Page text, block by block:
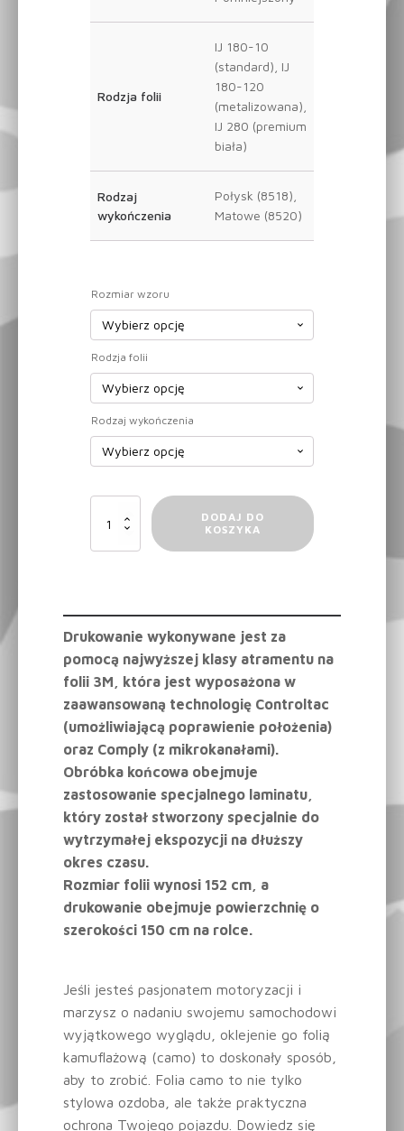
Rodzja folii
IJ 180-10
(standard), IJ
180-120
(metalizowana),
IJ 280 (premium
biała)
Rodzaj
wykończenia
Połysk (8518),
Matowe (8520)
Rozmiar wzoru
Rodzja folii
Rodzaj wykończenia
Folia
Camo
DODAJ DO
KOSZYKA
Drukowanie wykonywane jest za
pomocą najwyższej klasy atramentu na
folii 3M, która jest wyposażona w
zaawansowaną technologię Controltac
(umożliwiającą poprawienie położenia)
oraz Comply (z mikrokanałami).
Obróbka końcowa obejmuje
zastosowanie specjalnego laminatu,
który został stworzony specjalnie do
wytrzymałej ekspozycji na dłuższy
okres czasu.
Rozmiar folii wynosi 152 cm, a
drukowanie obejmuje powierzchnię o
szerokości 150 cm na rolce.
Jeśli jesteś pasjonatem motoryzacji i
marzysz o nadaniu swojemu samochodowi
wyjątkowego wyglądu, oklejenie go folią
kamuflażową (camo) to doskonały sposób,
aby to zrobić. Folia camo to nie tylko
stylowa ozdoba, ale także praktyczna
ochrona Twojego pojazdu. Dowiedz się